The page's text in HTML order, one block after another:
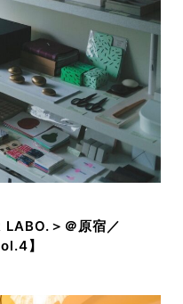
LABO.＞＠原宿／
】